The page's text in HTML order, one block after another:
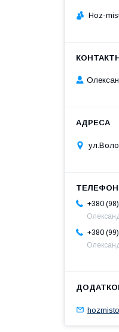
Hoz-
+380
+380